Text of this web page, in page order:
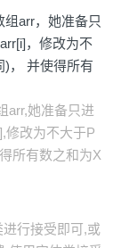
组arr，她准备只
，修改为不
)， 并使得所有
arr,她准备只进
修改为不大于P
所有数之和为X
行接受即可,或